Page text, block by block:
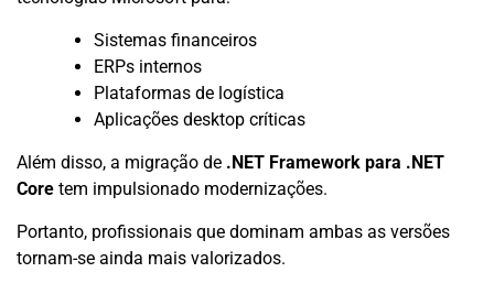
Sistemas financeiros
ERPs internos
Plataformas de logística
Aplicações desktop críticas
Além disso, a migração de .NET Framework para .NET
Core tem impulsionado modernizações.
Portanto, profissionais que dominam ambas as versões
tornam-se ainda mais valorizados.